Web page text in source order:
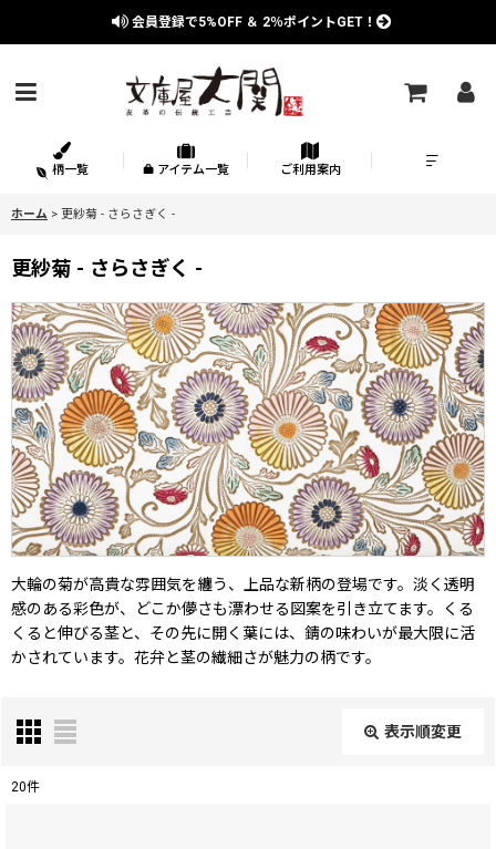
会員登録で5%OFF ＆ 2％ポイントGET！
柄一覧 アイテム一覧 ご利用案内
ホーム > 更紗菊 - さらさぎく -
更紗菊 - さらさぎく -
大輪の菊が高貴な雰囲気を纏う、上品な新柄の登場です。淡く透明
感のある彩色が、どこか儚さも漂わせる図案を引き立てます。くる
くると伸びる茎と、その先に開く葉には、錆の味わいが最大限に活
かされています。花弁と茎の繊細さが魅力の柄です。
表示順変更
20件